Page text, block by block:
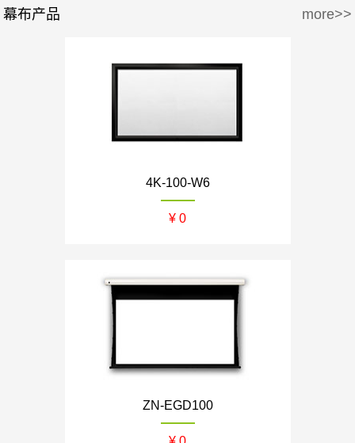
30万-50万
幕布产品 more>>
4K-100-W6
¥ 0
ZN-EGD100